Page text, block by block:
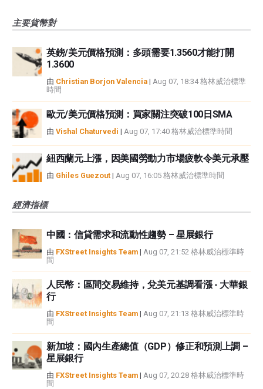
主要貨幣對
英鎊/美元價格預測：多頭需要1.3560才能打開
1.3600
由 Christian Borjon Valencia | Aug 07, 18:34 格林威治標準
時間
歐元/美元價格預測：買家關注突破100日SMA
由 Vishal Chaturvedi | Aug 07, 17:40 格林威治標準時間
紐西蘭元上漲，因美國勞動力市場疲軟令美元承壓
由 Ghiles Guezout | Aug 07, 16:05 格林威治標準時間
經濟指標
中國：信貸需求和流動性趨勢 – 星展銀行
由 FXStreet Insights Team | Aug 07, 21:52 格林威治標準時
間
人民幣：區間交易維持，兌美元基調看漲 - 大華銀
行
由 FXStreet Insights Team | Aug 07, 21:13 格林威治標準時
間
新加坡：國內生產總值（GDP）修正和預測上調 –
星展銀行
由 FXStreet Insights Team | Aug 07, 20:28 格林威治標準時
間